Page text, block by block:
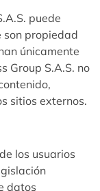
puede
son propiedad
únicamente
Group S.A.S. no
sitios externos.
los usuarios
datos